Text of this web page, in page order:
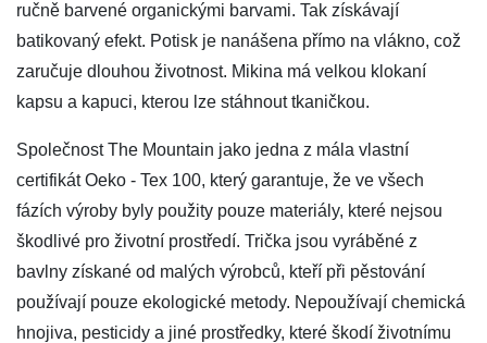
ručně barvené organickými barvami. Tak získávají
batikovaný efekt. Potisk je nanášena přímo na vlákno, což
zaručuje dlouhou životnost. Mikina má velkou klokaní
kapsu a kapuci, kterou lze stáhnout tkaničkou.
Společnost The Mountain jako jedna z mála vlastní
certifikát Oeko - Tex 100, který garantuje, že ve všech
fázích výroby byly použity pouze materiály, které nejsou
škodlivé pro životní prostředí. Trička jsou vyráběné z
bavlny získané od malých výrobců, kteří při pěstování
používají pouze ekologické metody. Nepoužívají chemická
hnojiva, pesticidy a jiné prostředky, které škodí životnímu